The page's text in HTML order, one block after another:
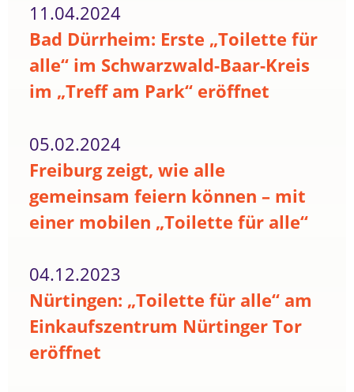
11.04.2024
Bad Dürrheim: Erste „Toilette für
alle“ im Schwarzwald-Baar-Kreis
im „Treff am Park“ eröffnet
05.02.2024
Freiburg zeigt, wie alle
gemeinsam feiern können – mit
einer mobilen „Toilette für alle“
04.12.2023
Nürtingen: „Toilette für alle“ am
Einkaufszentrum Nürtinger Tor
eröffnet